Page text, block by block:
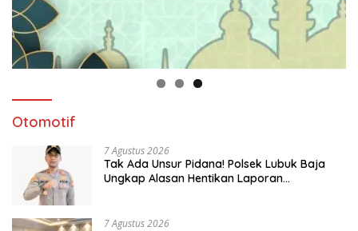
Otomotif
7 Agustus 2026
Tak Ada Unsur Pidana! Polsek Lubuk Baja
Ungkap Alasan Hentikan Laporan
7 Agustus 2026